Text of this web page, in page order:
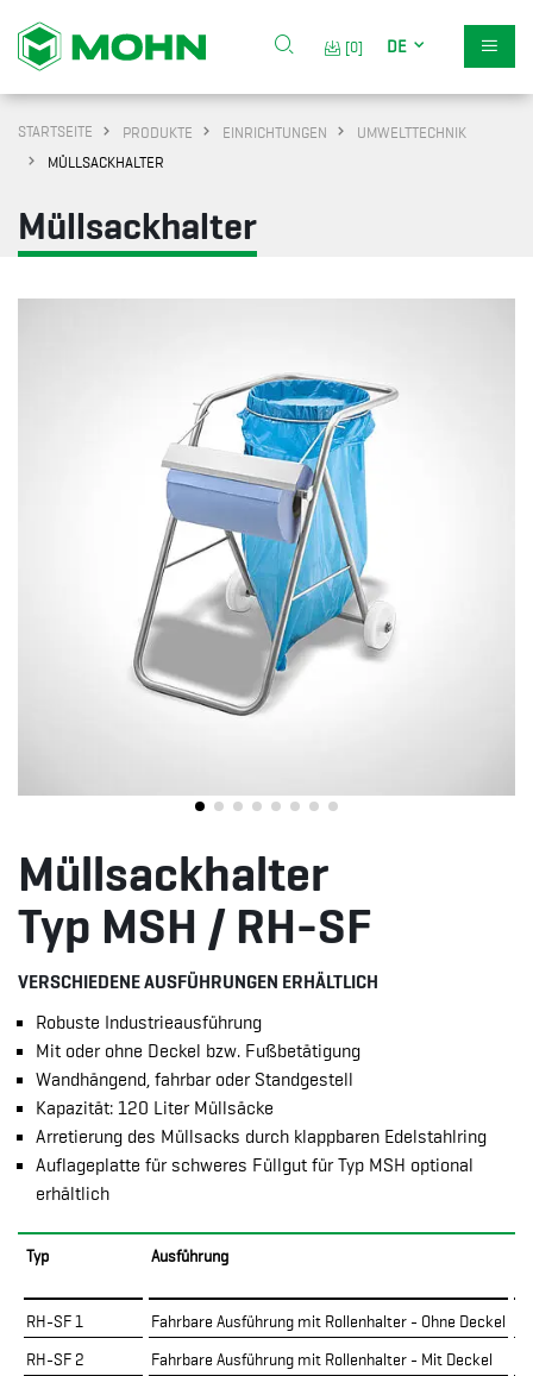
[0] DE
STARTSEITE PRODUKTE EINRICHTUNGEN
UMWELTTECHNIK
MÜLLSACKHALTER
Müllsackhalter
Müllsackhalter
Typ MSH / RH-SF
VERSCHIEDENE AUSFÜHRUNGEN ERHÄLTLICH
Robuste Industrieausführung
Mit oder ohne Deckel bzw. Fußbetätigung
Wandhängend, fahrbar oder Standgestell
Kapazität: 120 Liter Müllsäcke
Arretierung des Müllsacks durch klappbaren Edelstahlring
Auflageplatte für schweres Füllgut für Typ MSH optional
erhältlich
Typ Ausführung
RH-SF 1 Fahrbare Ausführung mit Rollenhalter - Ohne Deckel
RH-SF 2
Fahrbare Ausführung mit Rollenhalter - Mit Deckel